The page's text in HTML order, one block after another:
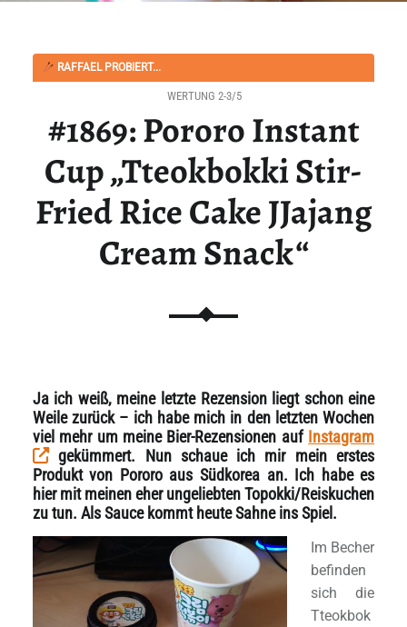
RAFFAEL PROBIERT...
#1869: Pororo Instant
Cup „Tteokbokki Stir-
Fried Rice Cake JJajang
Cream Snack“
WERTUNG 2-3/5
Ja ich weiß, meine letzte Rezension liegt schon eine
Weile zurück – ich habe mich in den letzten Wochen
viel mehr um meine Bier-Rezensionen auf Instagram
gekümmert. Nun schaue ich mir mein erstes
Produkt von Pororo aus Südkorea an. Ich habe es
hier mit meinen eher ungeliebten Topokki/Reiskuchen
zu tun. Als Sauce kommt heute Sahne ins Spiel.
Im Becher
befinden
sich die
Tteokbok